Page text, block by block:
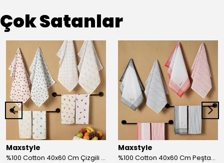
Çok Satanlar
Maxstyle
%100 Cotton 40x60 Cm Çizgili Peştemal Kurulama Bezi 2 Li Set
Maxstyle
%100 Cotton 40x60 Cm Peştamal Kurulama Bezi 4 Lü Set